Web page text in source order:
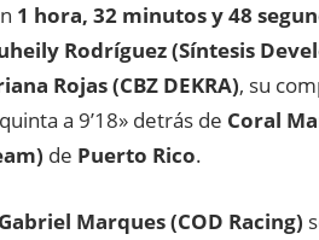
1 hora, 32 minutos y 48
Rodríguez (Síntesis
Rojas (CBZ DEKRA), su
a 9’18» detrás de Coral
de Puerto Rico.
Marques (COD Racing)